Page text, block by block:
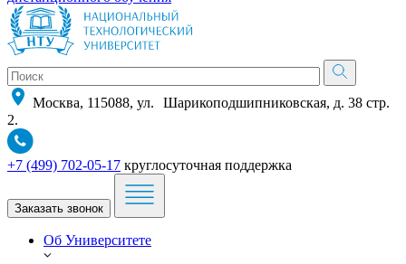
Москва, 115088, ул. Шарикоподшипниковская, д. 38 стр.
2.
+7 (499) 702-05-17 круглосуточная поддержка
Заказать звонок
Об Университете